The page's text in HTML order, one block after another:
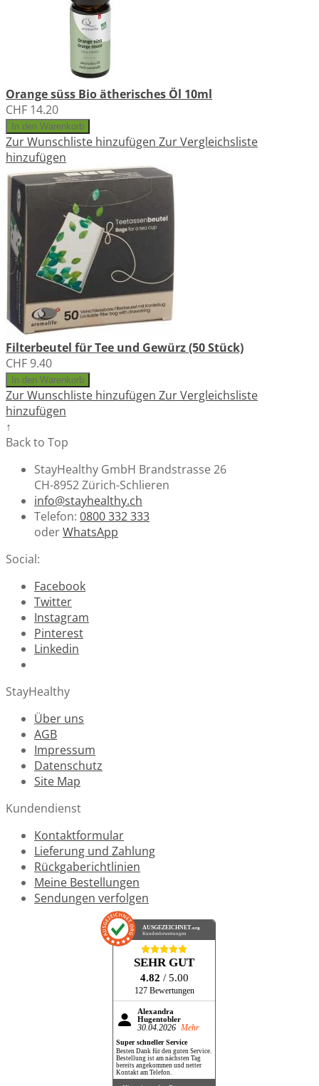
Orange süss Bio ätherisches Öl 10ml
CHF 14.20
In den Warenkorb
Zur Wunschliste hinzufügen Zur Vergleichsliste
hinzufügen
Filterbeutel für Tee und Gewürz (50 Stück)
CHF 9.40
In den Warenkorb
Zur Wunschliste hinzufügen Zur Vergleichsliste
hinzufügen
↑
Back to Top
StayHealthy GmbH Brandstrasse 26
CH-8952 Zürich-Schlieren
info@stayhealthy.ch
Telefon: 0800 332 333
oderWhatsApp
Social:
Facebook
Twitter
Instagram
Pinterest
Linkedin
StayHealthy
Über uns
AGB
Impressum
Datenschutz
Site Map
Kundendienst
Kontaktformular
Lieferung und Zahlung
Rückgaberichtlinien
Meine Bestellungen
Sendungen verfolgen
AUSGEZEICHNET.org
Kundenbewertungen
SEHR GUT
4.82 / 5.00
127 Bewertungen
Alexandra
Hugentobler
30.04.2026 Mehr
Super schneller Service
Besten Dank für den guten Service.
Bestellung ist am nächsten Tag
bereits angekommen und netter
Kontakt am Telefon.